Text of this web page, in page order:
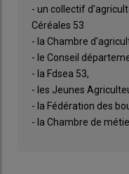
- un collectif
Céréales 53
- la Chambre
- le Conseil
- la Fdsea 53,
- les Jeunes
- la Fédération des
- la Chambre de